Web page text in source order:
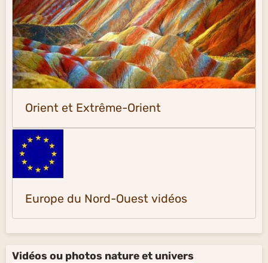
Orient et Extrême-Orient
Europe du Nord-Ouest vidéos
Vidéos ou photos nature et univers